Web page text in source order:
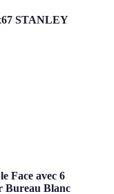
STANLEY
Face avec 6
Bureau Blanc